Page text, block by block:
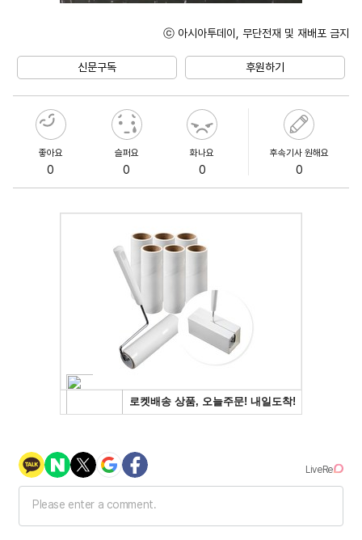
ⓒ 아시아투데이, 무단전재 및 재배포 금지
신문구독 후원하기
좋아요
0
슬퍼요
0
화나요
0
후속기사 원해요
0